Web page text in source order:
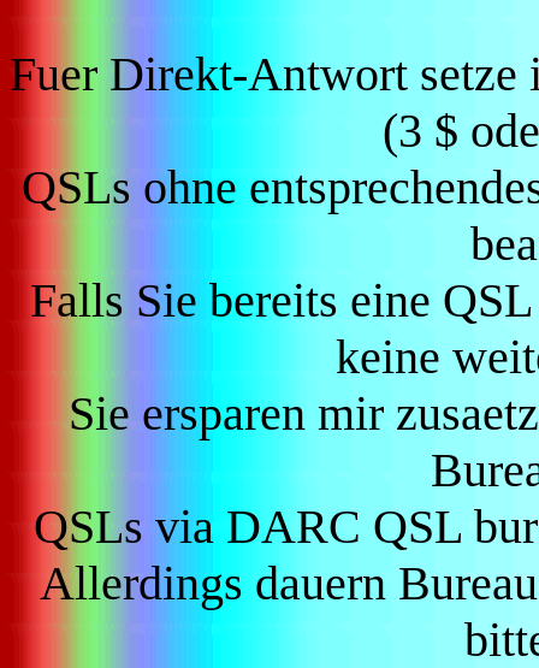
Fuer Direkt-Antwort setze
(3 $
QSLs ohne
Falls Sie bereits eine
keine
Sie ersparen mir
QSLs via DARC QSL
Allerdings dauern